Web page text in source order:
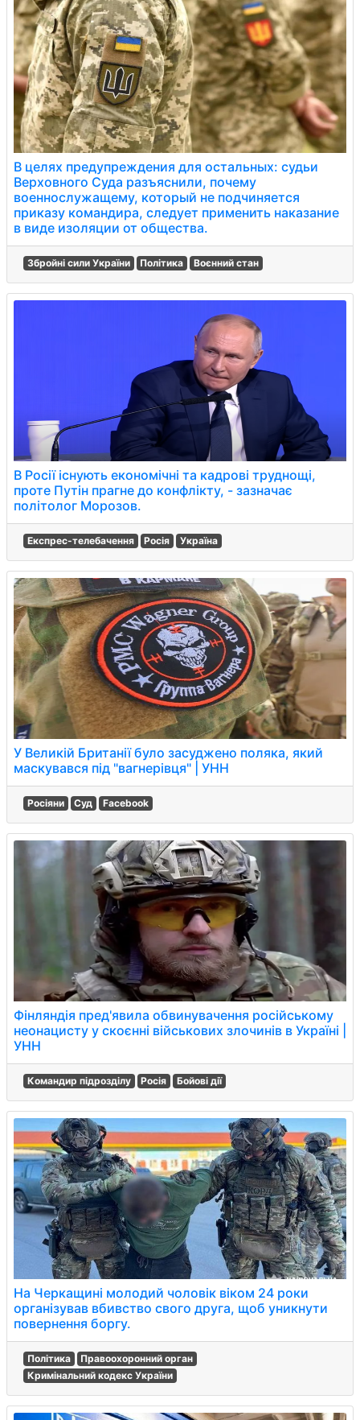
В целях предупреждения для остальных: судьи
Верховного Суда разъяснили, почему
военнослужащему, который не подчиняется
приказу командира, следует применить наказание
в виде изоляции от общества.
Збройні сили України Політика Воєнний стан
В Росії існують економічні та кадрові труднощі,
проте Путін прагне до конфлікту, - зазначає
політолог Морозов.
Експрес-телебачення Росія Україна
У Великій Британії було засуджено поляка, який
маскувався під "вагнерівця" | УНН
Росіяни Суд Facebook
Фінляндія пред'явила обвинувачення російському
неонацисту у скоєнні військових злочинів в Україні |
УНН
Командир підрозділу Росія Бойові дії
На Черкащині молодий чоловік віком 24 роки
організував вбивство свого друга, щоб уникнути
повернення боргу.
Політика
Правоохоронний орган
Кримінальний кодекс України